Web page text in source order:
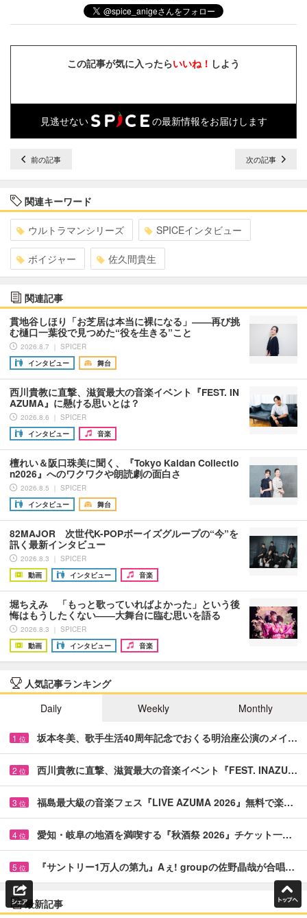
この記事が気に入ったらいいね！ しよう
見逃せない の最新情報をお届けします
前の記事 次の記事
関連キーワード
ウルトラマンシリーズ SPICEインタビュー
ボイジャー 佐久間貴生
関連記事
貫地谷しほり「お芝居は本当に裸になる」――再び挑
む樋口一葉役で見つめた“役を生きる”こと
2026.8.7 ｜ SPICER
インタビュー
舞台
西川貴教に直撃、滋賀最大の音楽イベント『FEST. IN
AZUMA』に懸ける思いとは？
2026.8.6 ｜ SPICER
インタビュー
音楽
檀れい＆阪口珠美に聞く、『Tokyo Kaidan Collectio
n2026』へのワクワクや朗読劇の面白さ
2026.8.5 ｜ SPICER
インタビュー
舞台
82MAJOR 次世代K-POPボーイズグループの“今”を
訊く最新インタビュー
2026.8.3 ｜ SPICER
動画
インタビュー 音楽
堀ちえみ 「もっと歌っていればよかった」という後
悔はもうしたくない――大舞台に臨む思いを語る
2026.8.3 ｜ SPICER
動画
インタビュー 音楽
人気記事ランキング
Daily
Weekly Monthly
1 位 坂本冬美、歌手生活40周年記念でおくる明治座公演のメイ…
2 位 西川貴教に直撃、滋賀最大の音楽イベント『FEST. INAZU…
3 位 福島最大級の音楽フェス『LIVE AZUMA 2026』無料で楽…
4 位 愛知・岐阜の地酒を満喫する『秋酒祭 2026』チケット一…
5 位 『サントリー1万人の第九』Aぇ! groupの佐野晶哉が合唱…
最新記事